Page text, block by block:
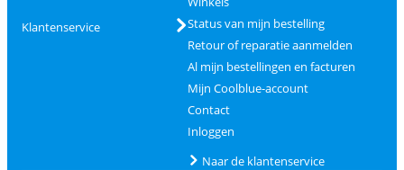
Klantenservice
Status van mijn bestelling
Retour of reparatie aanmelden
Al mijn bestellingen en facturen
Mijn Coolblue-account
Contact
Inloggen
Naar de klantenservice